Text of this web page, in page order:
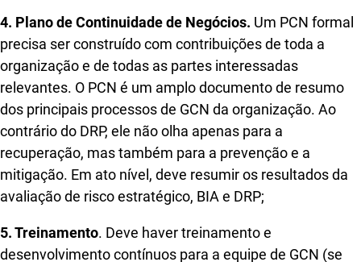
4. Plano de Continuidade de Negócios. Um PCN formal
precisa ser construído com contribuições de toda a
organização e de todas as partes interessadas
relevantes. O PCN é um amplo documento de resumo
dos principais processos de GCN da organização. Ao
contrário do DRP, ele não olha apenas para a
recuperação, mas também para a prevenção e a
mitigação. Em ato nível, deve resumir os resultados da
avaliação de risco estratégico, BIA e DRP;
5. Treinamento. Deve haver treinamento e
desenvolvimento contínuos para a equipe de GCN (se